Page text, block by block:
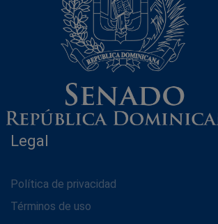
Legal
Política de privacidad
Términos de uso